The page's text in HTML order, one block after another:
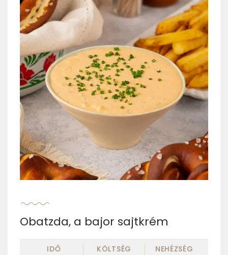
Obatzda, a bajor sajtkrém
IDŐ
KÖLTSÉG
NEHÉZSÉG